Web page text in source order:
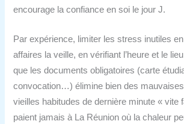
encourage la confiance en soi le jour J.
Par expérience, limiter les stress inutiles
affaires la veille, en vérifiant l’heure et le
que les documents obligatoires (carte
convocation…) élimine bien des
vieilles habitudes de dernière minute « vite
paient jamais à La Réunion où la chaleur